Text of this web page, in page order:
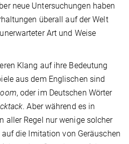
neue Untersuchungen haben
überall auf der Welt
Art und Weise
Klang auf ihre Bedeutung
aus dem Englischen sind
, oder im Deutschen Wörter
. Aber während es in
aller Regel nur wenige solcher
die Imitation von Geräuschen